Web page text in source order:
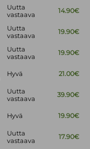
Uutta
vastaava
14.90€
Uutta
vastaava
19.90€
Uutta
vastaava
19.90€
Hyvä 21.00€
Uutta
vastaava
39.90€
Hyvä 19.90€
Uutta
vastaava
17.90€